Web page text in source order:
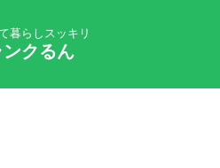
暮らしスッキリ
ンクるん